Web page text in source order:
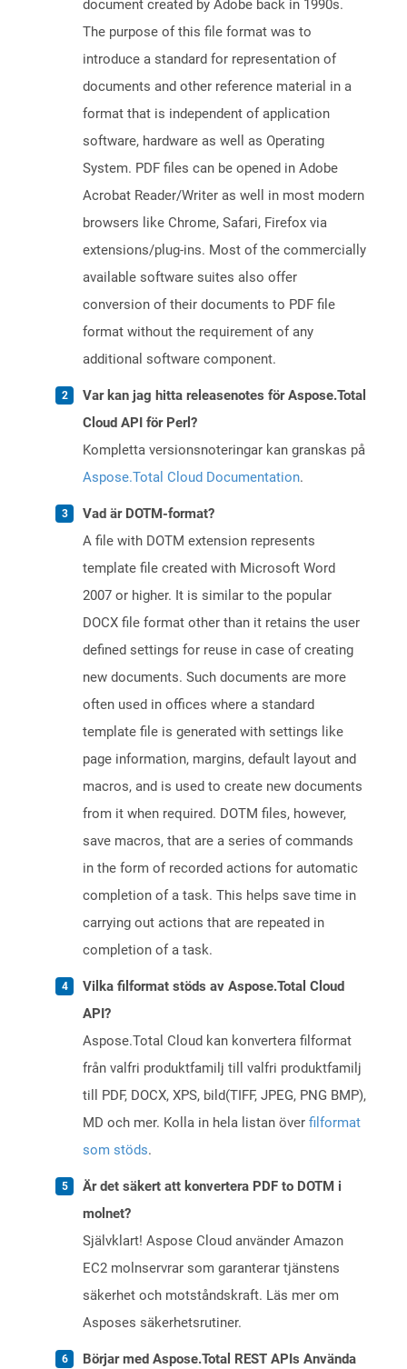
document created by Adobe back in 1990s.
The purpose of this file format was to
introduce a standard for representation of
documents and other reference material in a
format that is independent of application
software, hardware as well as Operating
System. PDF files can be opened in Adobe
Acrobat Reader/Writer as well in most modern
browsers like Chrome, Safari, Firefox via
extensions/plug-ins. Most of the commercially
available software suites also offer
conversion of their documents to PDF file
format without the requirement of any
additional software component.
Var kan jag hitta releasenotes för Aspose.Total
Cloud API för Perl?
Kompletta versionsnoteringar kan granskas på
Aspose.Total Cloud Documentation.
Vad är DOTM-format?
A file with DOTM extension represents
template file created with Microsoft Word
2007 or higher. It is similar to the popular
DOCX file format other than it retains the user
defined settings for reuse in case of creating
new documents. Such documents are more
often used in offices where a standard
template file is generated with settings like
page information, margins, default layout and
macros, and is used to create new documents
from it when required. DOTM files, however,
save macros, that are a series of commands
in the form of recorded actions for automatic
completion of a task. This helps save time in
carrying out actions that are repeated in
completion of a task.
Vilka filformat stöds av Aspose.Total Cloud
API?
Aspose.Total Cloud kan konvertera filformat
från valfri produktfamilj till valfri produktfamilj
till PDF, DOCX, XPS, bild(TIFF, JPEG, PNG BMP),
MD och mer. Kolla in hela listan över filformat
som stöds.
Är det säkert att konvertera PDF to DOTM i
molnet?
Självklart! Aspose Cloud använder Amazon
EC2 molnservrar som garanterar tjänstens
säkerhet och motståndskraft. Läs mer om
Asposes säkerhetsrutiner.
Börjar med Aspose.Total REST APIs Använda